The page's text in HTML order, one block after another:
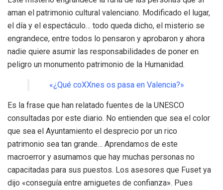
aman el patrimonio cultural valenciano. Modificado el lugar,
el día y el espectáculo… todo queda dicho, el misterio se
engrandece, entre todos lo pensaron y aprobaron y ahora
nadie quiere asumir las responsabilidades de poner en
peligro un monumento patrimonio de la Humanidad.
«¿Qué coXXnes os pasa en Valencia?»
Es la frase que han relatado fuentes de la UNESCO
consultadas por este diario. No entienden que sea el color
que sea el Ayuntamiento el desprecio por un rico
patrimonio sea tan grande… Aprendamos de este
macroerror y asumamos que hay muchas personas no
capacitadas para sus puestos. Los asesores que Fuset ya
dijo «conseguía entre amiguetes de confianza». Pues